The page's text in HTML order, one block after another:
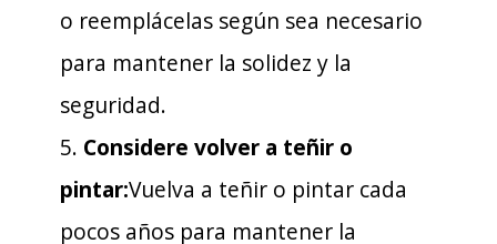
o reemplácelas según sea necesario
para mantener la solidez y la
seguridad.
5. Considere volver a teñir o
pintar:Vuelva a teñir o pintar cada
pocos años para mantener la